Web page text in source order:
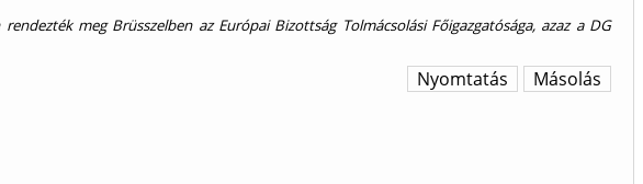
meg Brüsszelben az Európai Bizottság Tolmácsolási Főigazgatósága, azaz a DG
Másolás
Nyomtatás